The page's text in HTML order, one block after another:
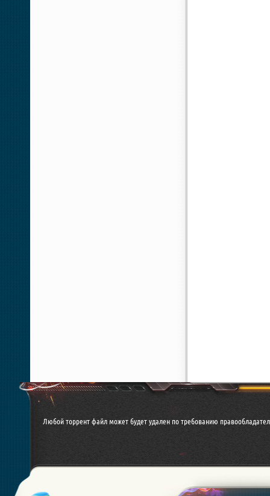
Любой торрент файл может будет удален по требованию